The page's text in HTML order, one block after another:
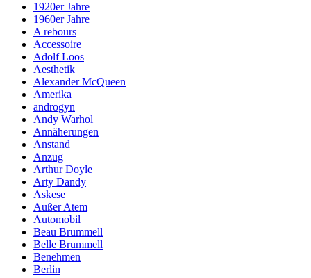
1920er Jahre
1960er Jahre
A rebours
Accessoire
Adolf Loos
Aesthetik
Alexander McQueen
Amerika
androgyn
Andy Warhol
Annäherungen
Anstand
Anzug
Arthur Doyle
Arty Dandy
Askese
Außer Atem
Automobil
Beau Brummell
Belle Brummell
Benehmen
Berlin